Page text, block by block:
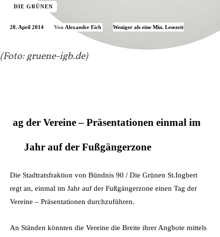
(Foto: gruene-igb.de)
DIE GRÜNEN
28. April 2014 Von Alexander Eich Weniger als eine Min. Lesezeit
ag der Vereine – Präsentationen einmal im
Jahr auf der Fußgängerzone
Die Stadtratsfraktion von Bündnis 90 / Die Grünen St.Ingbert
regt an, einmal im Jahr auf der Fußgängerzone einen Tag der
Vereine – Präsentationen durchzuführen.
An Ständen könnten die Vereine die Breite ihrer Angbote mittels